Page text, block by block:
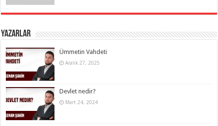
Yazarlar
Ümmetin Vahdeti
Aralık 27, 2025
Devlet nedir?
Mart 24, 2024